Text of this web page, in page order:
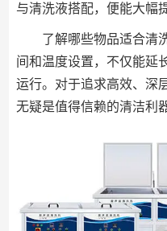
与清洗液搭配，便能大幅
了解哪些物品适合清
间和温度设置，不仅能延
运行。对于追求高效、深
无疑是值得信赖的清洁利器